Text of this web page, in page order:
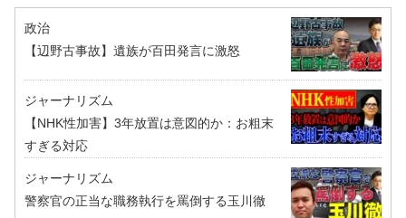
政治
【辺野古事故】遺族が百田発言に激怒
ジャーナリズム
【NHK性加害】3年放置は意図的か：お粗末
すぎる対応
ジャーナリズム
警察官の正当な職務執行を罵倒する玉川徹